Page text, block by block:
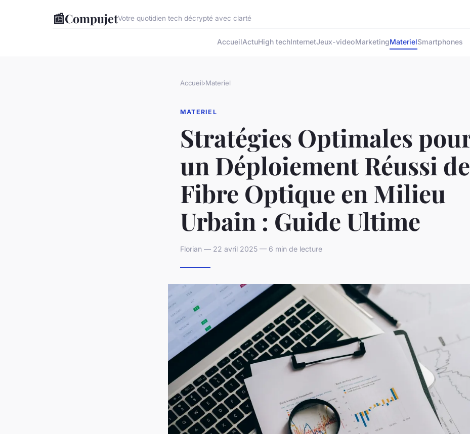
📰CompujetVotre quotidien tech décrypté avec clarté
AccueilActuHigh techInternetJeux-videoMarketingMaterielSmartphones
Accueil›Materiel
MATERIEL
Stratégies Optimales
un Déploiement Réussi
Fibre Optique en Milieu
Urbain : Guide Ultime
Florian — 22 avril 2025 — 6 min de lecture